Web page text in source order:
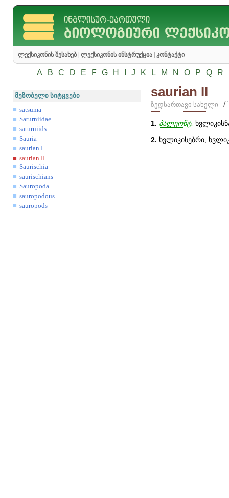
ლექსიკონის შესახებ ლექსიკონის ინსტრუქცია კონტაქტი
A B C D E F G H J K L M N O P Q R
მეზობელი სიტყვები
satsuma
Saturniidae
saturniids
Sauria
saurian I
saurian II
Saurischia
saurischians
Sauropoda
sauropodous
sauropods
saurian II
ზედსართავი სახელი /
1. პალეონტ.
2. ხვლიკისებრი,